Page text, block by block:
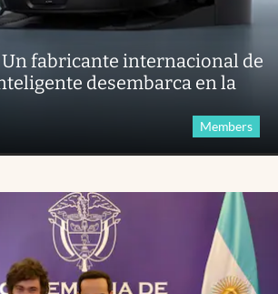
Un fabricante internacional de
desembarca en la
Members